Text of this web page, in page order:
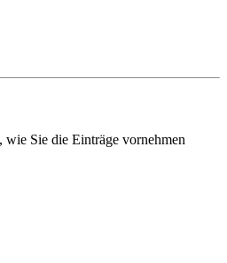
wie Sie die Einträge vornehmen